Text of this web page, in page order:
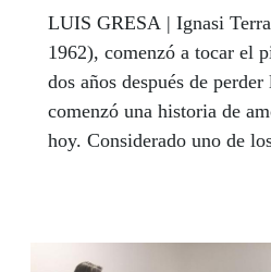
LUIS GRESA | Ignasi
1962), comenzó a tocar el
dos años después de
comenzó una historia de
hoy. Considerado uno de
suma ya más de 60 albunes